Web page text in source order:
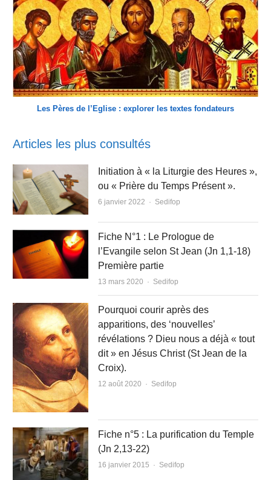
Les Pères de l’Eglise : explorer les textes fondateurs
Articles les plus consultés
Initiation à « la Liturgie des Heures »,
ou « Prière du Temps Présent ».
6 janvier 2022 Author
Sedifop
Fiche N°1 : Le Prologue de
l’Evangile selon St Jean (Jn 1,1-18)
Première partie
13 mars 2020 Author
Sedifop
Pourquoi courir après des
apparitions, des ‘nouvelles’
révélations ? Dieu nous a déjà « tout
dit » en Jésus Christ (St Jean de la
Croix).
12 août 2020 Author
Sedifop
Fiche n°5 : La purification du Temple
(Jn 2,13-22)
16 janvier 2015 Author
Sedifop